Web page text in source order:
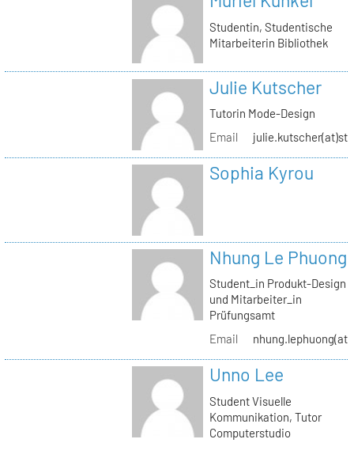
Studentin, Studentische
Mitarbeiterin Bibliothek
Julie Kutscher
Tutorin Mode-Design
Email
Sophia Kyrou
Nhung Le Phuong
Student_in Produkt-Design
und Mitarbeiter_in
Prüfungsamt
Email
Unno Lee
Student Visuelle
Kommunikation, Tutor
Computerstudio